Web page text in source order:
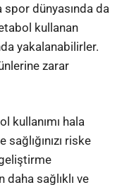
spor dünyasında da
kullanan
yakalanabilirler.
zarar
kullanımı hala
riske
sağlıklı ve